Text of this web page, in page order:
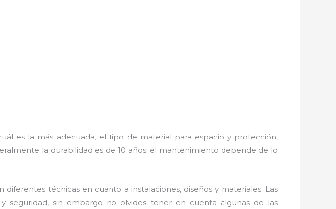
es la más adecuada, el tipo de material para espacio y protección,
la durabilidad es de 10 años; el mantenimiento depende de lo
técnicas en cuanto a instalaciones, diseños y materiales. Las
seguridad, sin embargo no olvides tener en cuenta algunas de las